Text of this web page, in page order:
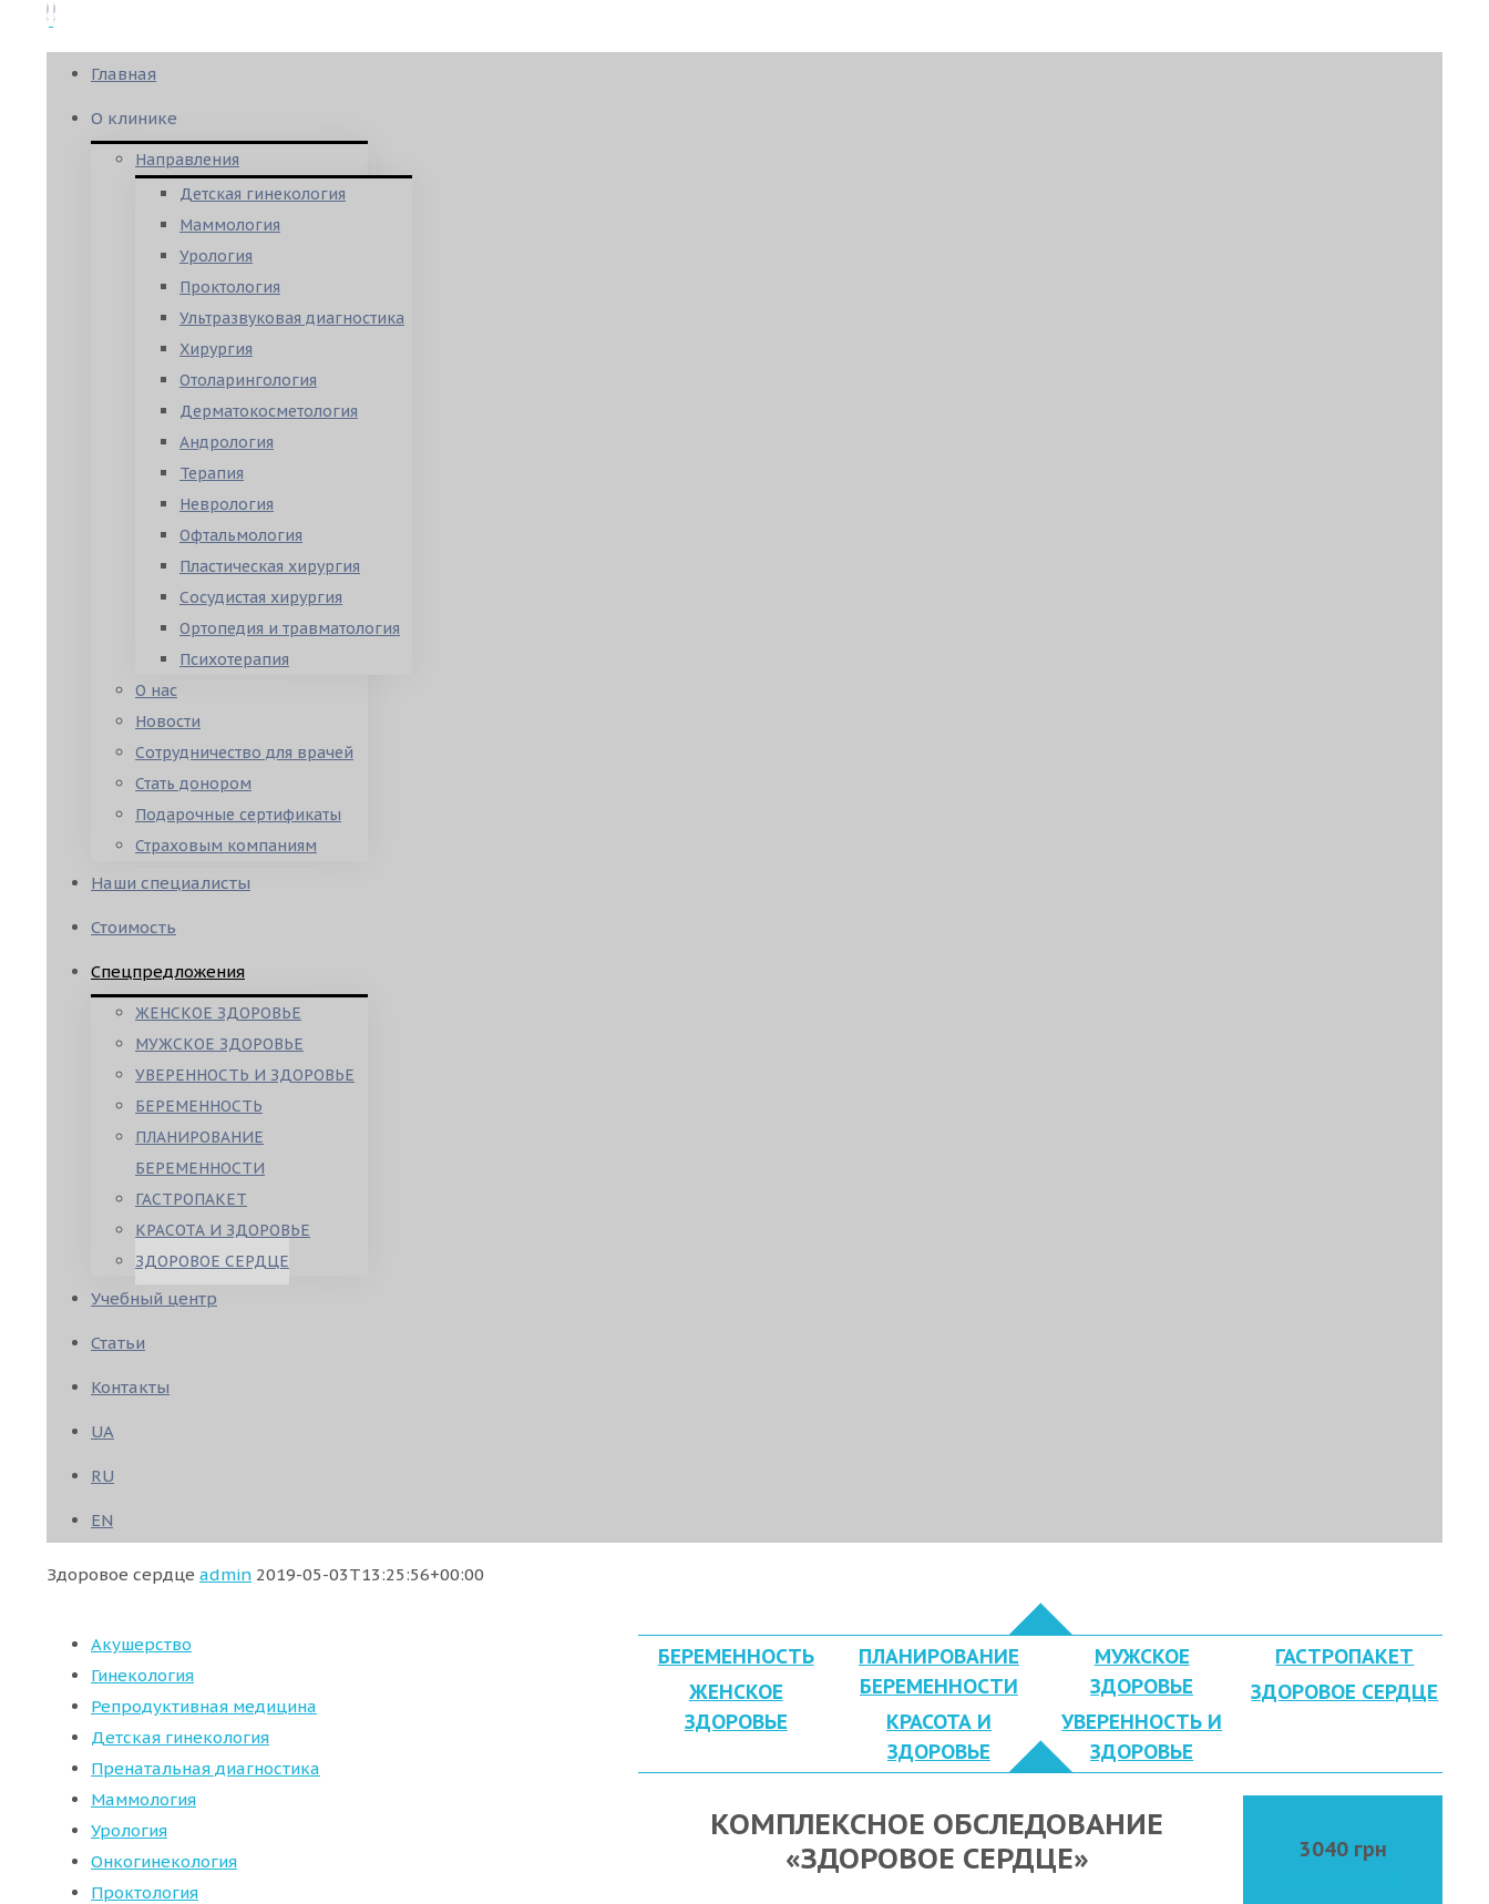
Главная
О клинике
Направления
Детская гинекология
Маммология
Урология
Проктология
Ультразвуковая диагностика
Хирургия
Отоларингология
Дерматокосметология
Андрология
Терапия
Неврология
Офтальмология
Пластическая хирургия
Сосудистая хирургия
Ортопедия и травматология
Психотерапия
О нас
Новости
Сотрудничество для врачей
Стать донором
Подарочные сертификаты
Страховым компаниям
Наши специалисты
Стоимость
Спецпредложения
ЖЕНСКОЕ ЗДОРОВЬЕ
МУЖСКОЕ ЗДОРОВЬЕ
УВЕРЕННОСТЬ И ЗДОРОВЬЕ
БЕРЕМЕННОСТЬ
ПЛАНИРОВАНИЕ
БЕРЕМЕННОСТИ
ГАСТРОПАКЕТ
КРАСОТА И ЗДОРОВЬЕ
ЗДОРОВОЕ СЕРДЦЕ
Учебный центр
Статьи
Контакты
UA
RU
EN
Здоровое сердце admin 2019-05-03T13:25:56+00:00
Акушерство
Гинекология
Репродуктивная медицина
Детская гинекология
Пренатальная диагностика
Маммология
Урология
Онкогинекология
Проктология
БЕРЕМЕННОСТЬ
ЖЕНСКОЕ
ЗДОРОВЬЕ
ПЛАНИРОВАНИЕ
БЕРЕМЕННОСТИ
КРАСОТА И
ЗДОРОВЬЕ
МУЖСКОЕ
ЗДОРОВЬЕ
УВЕРЕННОСТЬ И
ЗДОРОВЬЕ
ГАСТРОПАКЕТ
ЗДОРОВОЕ СЕРДЦЕ
КОМПЛЕКСНОЕ ОБСЛЕДОВАНИЕ
«ЗДОРОВОЕ СЕРДЦЕ»
3040 грн